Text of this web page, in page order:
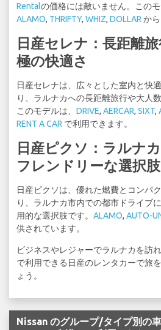
Rentalの価格には敵いません。このモ
ALAMO, THRIFTY, WHIZ, DOLLAR か
日産セレナ：長距離
極の快適さ
日産セレナは、広々とした室内と快
り、ラルナカへの長距離旅行や大人
このモデルは、 DRIVE, AERCAR, SIXT,
RENT A CAR で利用できます。
日産ピクソ：ラルナ
フレンドリーな選択肢
日産ピクソは、優れた燃費とコンパ
り、ラルナカ市内での都市ドライブ
用的な選択肢です。 ALAMO, AUTO-
供されています。
ビジネスやレジャーでラルナカを訪れ
で利用できる日産のレンタカーで旅
ょう。
Nissan のグループ/タイプ別の